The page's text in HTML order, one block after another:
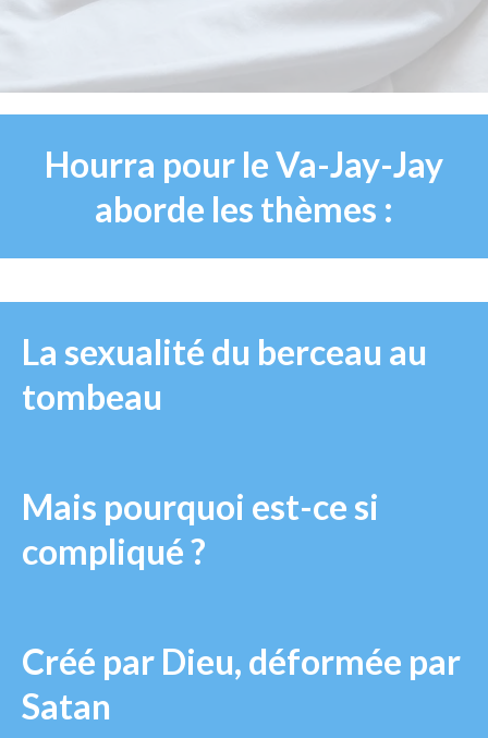
Hourra pour le Va-Jay-Jay
aborde les thèmes :
La sexualité du berceau au
tombeau
Mais pourquoi est-ce si
compliqué ?
Créé par Dieu, déformée par
Satan